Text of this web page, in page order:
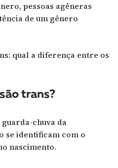
pessoas agêneras
de um gênero
qual a diferença entre os
trans?
chuva da
se identificam com o
nascimento.